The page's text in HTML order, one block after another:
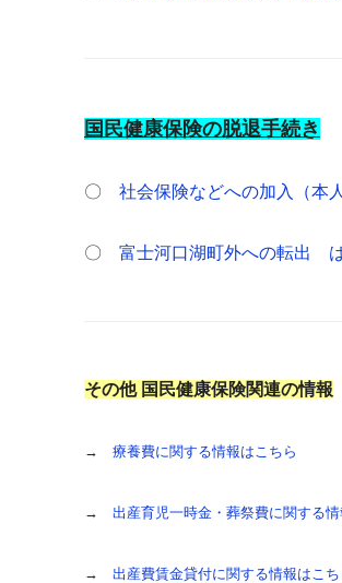
国民健康保険の脱退手続き
〇 社会保険などへの加入（本
〇 富士河口湖町外への転出
その他 国民健康保険関連の情報
→ 療養費に関する情報はこちら
→ 出産育児一時金・葬祭費に関する
→ 出産費賃金貸付に関する情報はこち